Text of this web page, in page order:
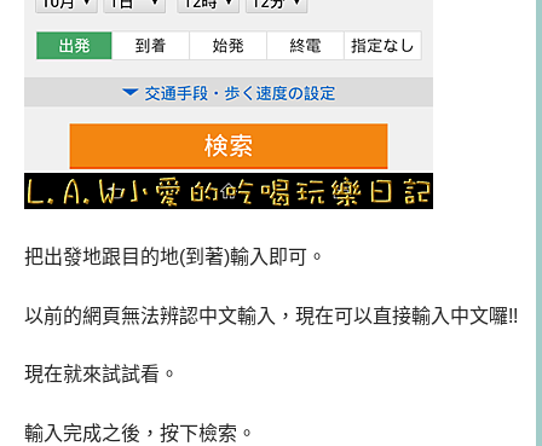
把出發地跟目的地(到著)輸入即可。
以前的網頁無法辨認中文輸入，現在可以直接輸入中文囉!!
現在就來試試看。
輸入完成之後，按下檢索。